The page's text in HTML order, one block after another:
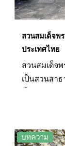
สวนสมเด็จพ
ประเทศไทย
สวนสมเด็จพ
เป็นสวนสา
หนึ่งในประเ
บทความ